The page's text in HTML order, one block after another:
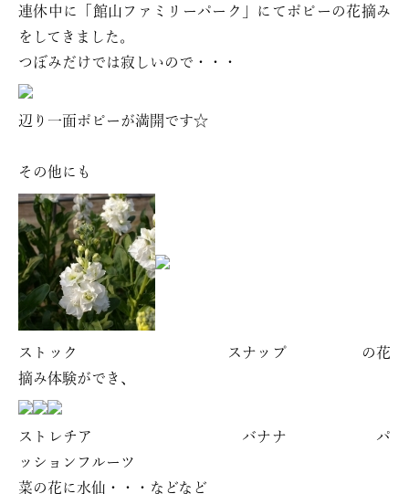
連休中に「館山ファミリーパーク」にてポピーの花摘み
をしてきました。
つぼみだけでは寂しいので・・・
辺り一面ポピーが満開です☆
その他にも
ストック スナップ の花
摘み体験ができ、
ストレチア バナナ パ
ッションフルーツ
菜の花に水仙・・・などなど